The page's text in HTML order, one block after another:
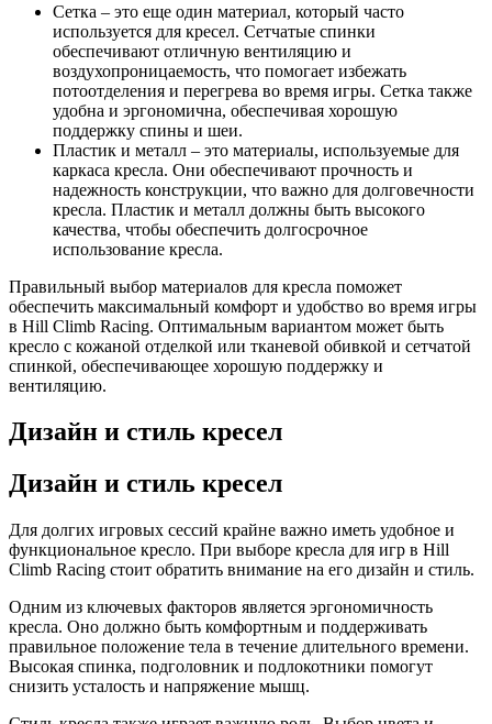
Сетка – это еще один материал, который часто
используется для кресел. Сетчатые спинки
обеспечивают отличную вентиляцию и
воздухопроницаемость, что помогает избежать
потоотделения и перегрева во время игры. Сетка также
удобна и эргономична, обеспечивая хорошую
поддержку спины и шеи.
Пластик и металл – это материалы, используемые для
каркаса кресла. Они обеспечивают прочность и
надежность конструкции, что важно для долговечности
кресла. Пластик и металл должны быть высокого
качества, чтобы обеспечить долгосрочное
использование кресла.
Правильный выбор материалов для кресла поможет
обеспечить максимальный комфорт и удобство во время игры
в Hill Climb Racing. Оптимальным вариантом может быть
кресло с кожаной отделкой или тканевой обивкой и сетчатой
спинкой, обеспечивающее хорошую поддержку и
вентиляцию.
Дизайн и стиль кресел
Дизайн и стиль кресел
Для долгих игровых сессий крайне важно иметь удобное и
функциональное кресло. При выборе кресла для игр в Hill
Climb Racing стоит обратить внимание на его дизайн и стиль.
Одним из ключевых факторов является эргономичность
кресла. Оно должно быть комфортным и поддерживать
правильное положение тела в течение длительного времени.
Высокая спинка, подголовник и подлокотники помогут
снизить усталость и напряжение мышц.